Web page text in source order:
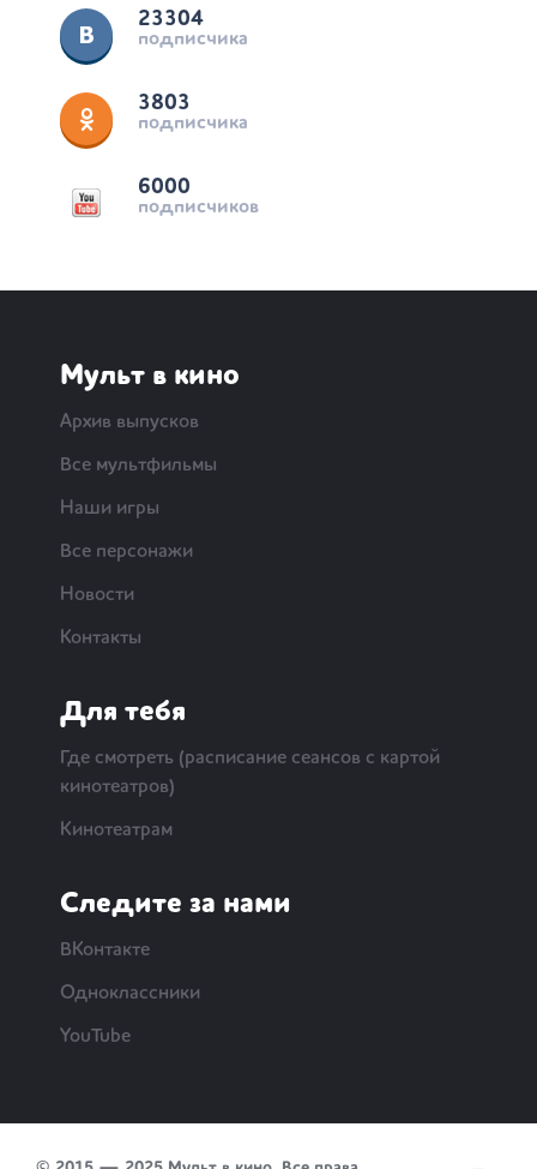
23304
подписчика
3803
подписчика
6000
подписчиков
Мульт в кино
Архив выпусков
Все мультфильмы
Наши игры
Все персонажи
Новости
Контакты
Для тебя
Где смотреть (расписание сеансов с картой
кинотеатров)
Кинотеатрам
Следите за нами
ВКонтакте
Одноклассники
YouTube